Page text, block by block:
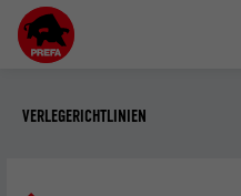
VERLEGERICHTLINIEN